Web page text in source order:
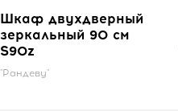
Шкаф двухдверный
зеркальный 90 см
S90z
"Рандеву"